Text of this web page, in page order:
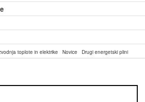
toplote in elektrike Novice Drugi energetski plini